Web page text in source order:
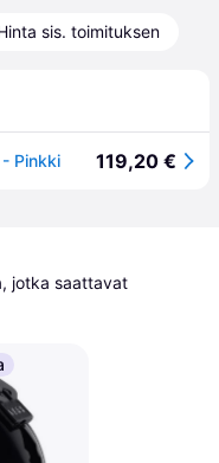
sis. toimituksen
Pinkki 119,20 €
jotka saattavat